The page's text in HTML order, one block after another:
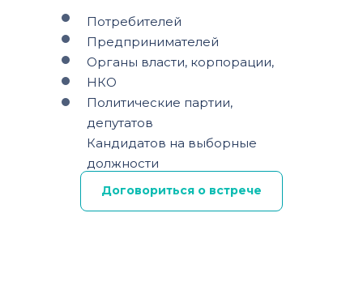
Договориться о встрече
Потребителей
Предпринимателей
Органы власти, корпорации,
НКО
Политические партии,
депутатов
Кандидатов на выборные
должности